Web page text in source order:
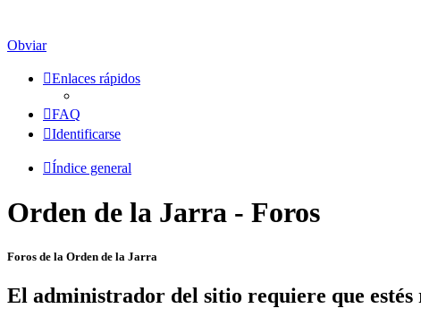
Obviar
Enlaces rápidos
FAQ
Identificarse
Índice general
Orden de la Jarra - Foros
Foros de la Orden de la Jarra
El administrador del sitio requiere que